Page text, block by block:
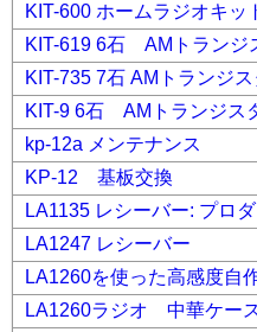
KIT-600 ホームラジオキ
KIT-619 6石 AMトランジ
KIT-735 7石 AMトランジ
KIT-9 6石 AMトランジス
kp-12a メンテナンス
KP-12 基板交換
LA1135 レシーバー: プロ
LA1247 レシーバー
LA1260を使った高感度自
LA1260ラジオ 中華ケー